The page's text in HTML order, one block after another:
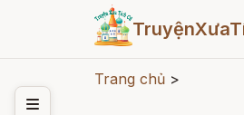
Trang chủ >